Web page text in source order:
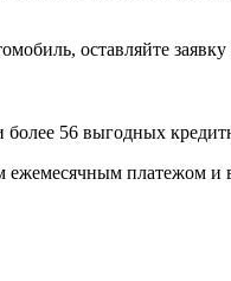
оставляйте
56 выгодных
ежемесячным платежом